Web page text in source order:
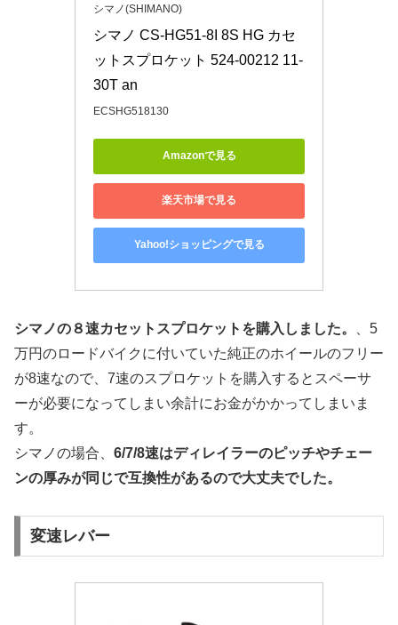
シマノ(SHIMANO)
シマノ CS-HG51-8I 8S HG カセ
ットスプロケット 524-00212 11-
30T an
ECSHG518130
Amazonで見る
楽天市場で見る
Yahoo!ショッピングで見る
シマノの８速カセットスプロケットを購入しました。
、5
万円のロードバイクに付いていた純正のホイールのフリー
が8速なので、7速のスプロケットを購入するとスペーサ
ーが必要になってしまい余計にお金がかかってしまいま
す。
シマノの場合、 6/7/8速はディレイラーのピッチやチェー
ンの厚みが同じで互換性があるので大丈夫でした。
変速レバー